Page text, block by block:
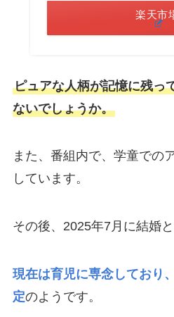
楽天市
ピュアな人柄が記憶に残っ
ないでしょうか。
また、番組内で、学童での
しています。
その後、2025年7月に結婚と
現在は育児に専念しており
定のようです。